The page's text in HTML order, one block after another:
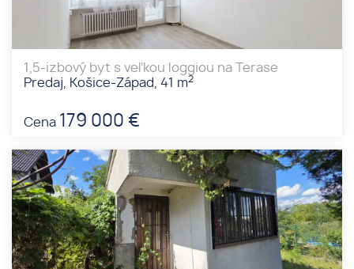
1,5-izbový byt s veľkou loggiou na Terase
Predaj, Košice-Západ, 41 m2
Cena 179 000 €